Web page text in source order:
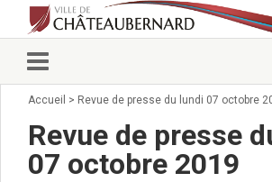
Vie municipale
Conseillers municipaux
Commissions 2026
Accueil > Revue de presse du lundi 07 octobre
Revue de presse
07 octobre 2019